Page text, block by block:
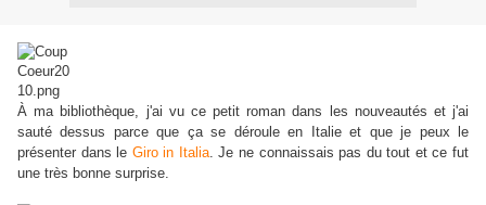
À ma bibliothèque, j'ai vu ce petit roman dans les nouveautés et j'ai
sauté dessus parce que ça se déroule en Italie et que je peux le
présenter dans le Giro in Italia. Je ne connaissais pas du tout et ce fut
une très bonne surprise.